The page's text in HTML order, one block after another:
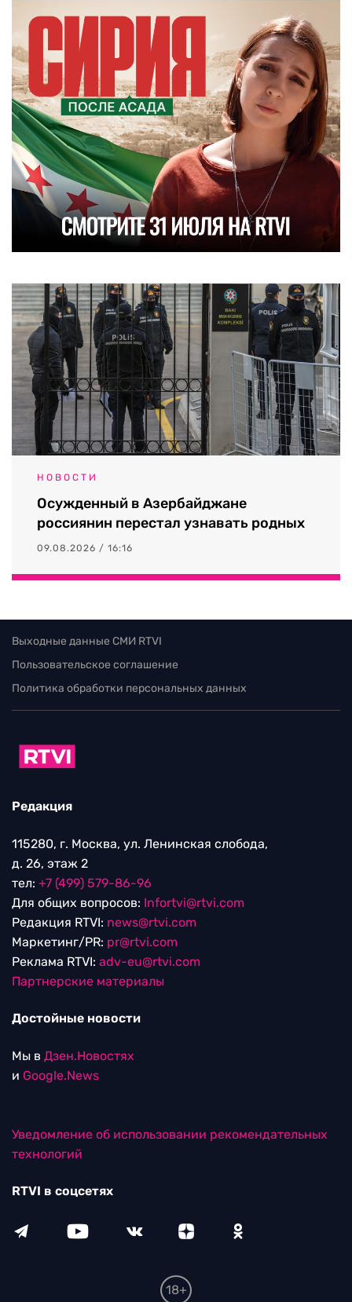
НОВОСТИ
Осужденный в Азербайджане
россиянин перестал узнавать родных
09.08.2026 / 16:16
Выходные данные СМИ RTVI
Пользовательское соглашение
Политика обработки персональных данных
Редакция
115280, г. Москва, ул. Ленинская слобода,
д. 26, этаж 2
тел: +7 (499) 579-86-96
Для общих вопросов: Infortvi@rtvi.com
Редакция RTVI: news@rtvi.com
Маркетинг/PR: pr@rtvi.com
Реклама RTVI: adv-eu@rtvi.com
Партнерские материалы
Достойные новости
Мы в Дзен.Новостях
и Google.News
Уведомление об использовании рекомендательных
технологий
RTVI в соцсетях
18+